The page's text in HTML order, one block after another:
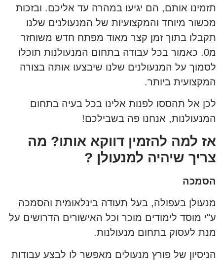
תזמינו אותם, הם יגיעו במהרה עד אליכם. ובזכות
מכשור מיוחד והמקצועיות של המנעולנים שלנו
תקבלו בתוך זמן קצר מאוד מפתח חדש משוחזר
מ0. כאמור בכל עבודה בתחום המנעולנות תוכלו
לסמוך על המנעולנים שלנו שיבצעו אותה בצורה
המקצועית ביותר.
לכן אל תהססו לפנות אלינו בכל בעיה בתחום
המנעולנות, אנחנו פה בשבילכם!
אז למה להזמין דווקא אותו? מה
צריך שיהיה למנעולן ?
הסמכה
מנעולן בעפולה, בעל תעודה בינלאומית והסמכה
ע"י מוסד לימודים מוכר וכל האישורים הדרושים על
מנת לעסוק בתחום מנעולנות.
הניסיון של פורץ מנעולים מאפשר לו לבצע עבודות